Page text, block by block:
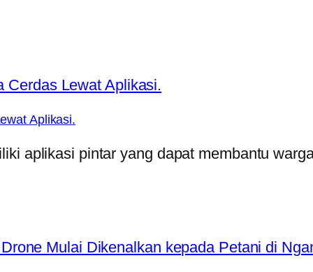
Aplikasi.
aplikasi pintar yang dapat membantu